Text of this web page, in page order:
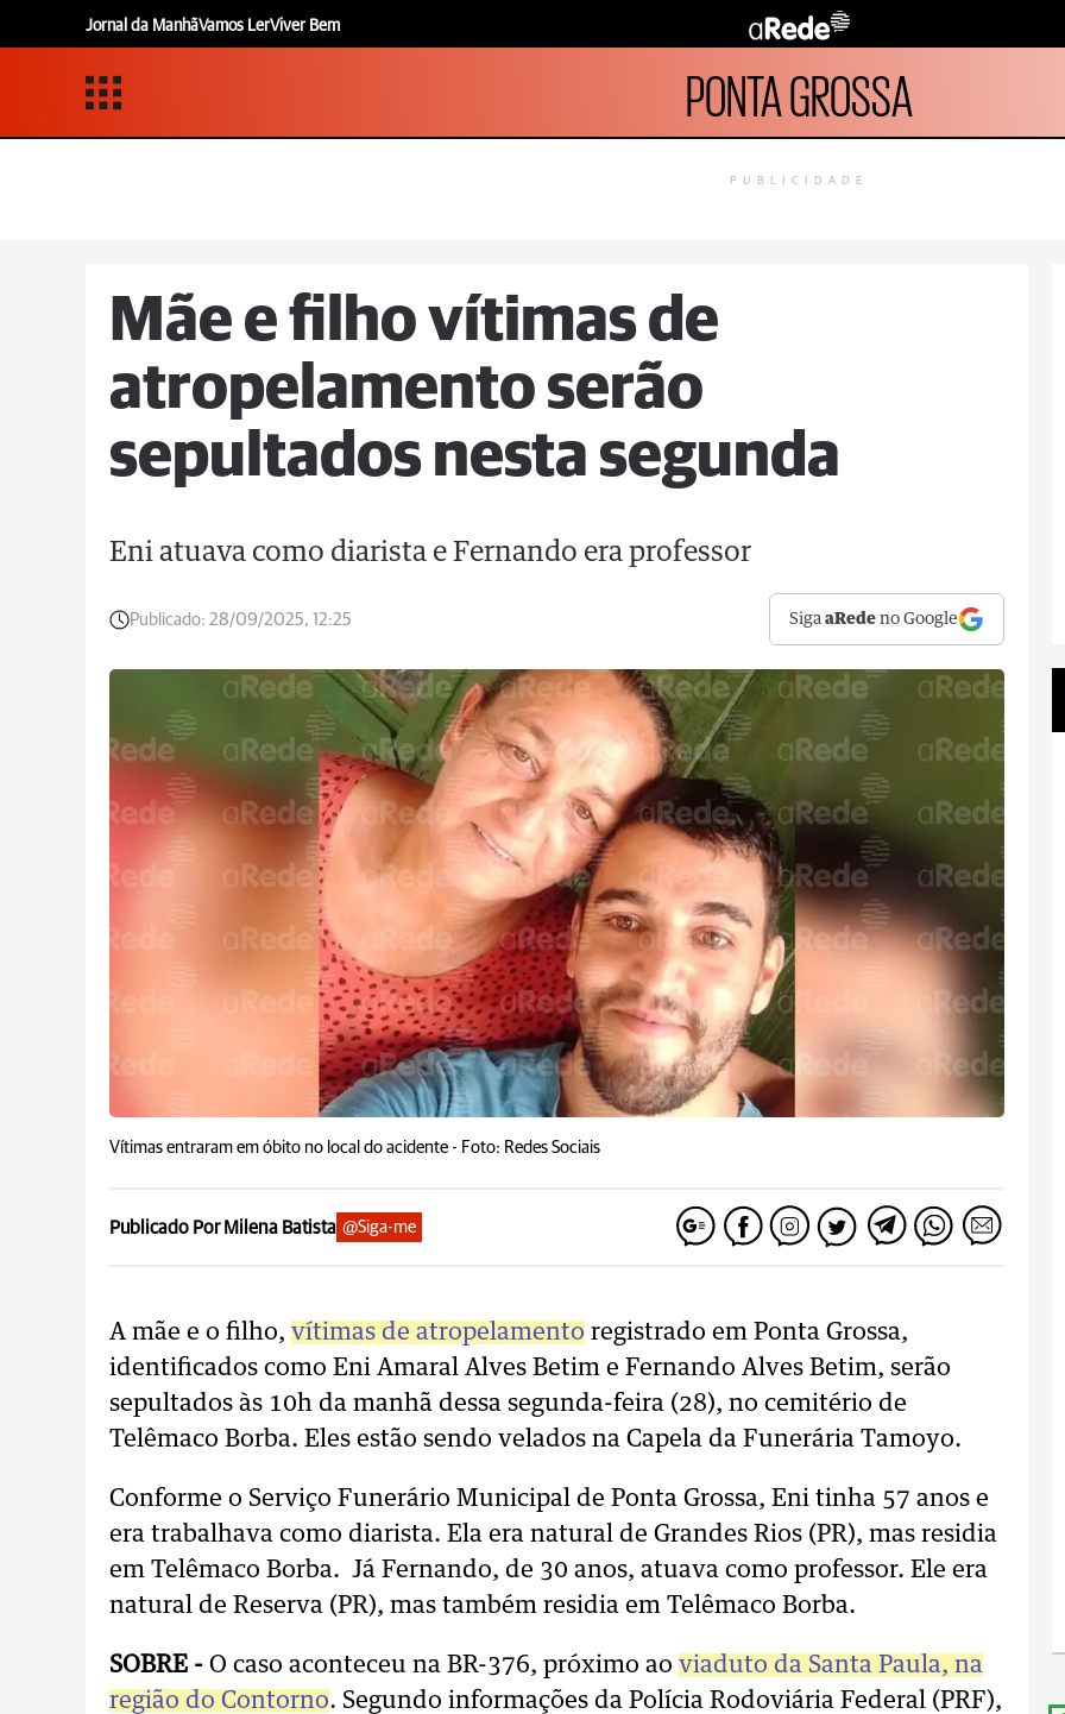
Jornal da ManhãVamos LerViver Bem
PONTA GROSSA
PUBLICIDADE
Mãe e filho vítimas de
atropelamento serão
sepultados nesta segunda
Eni atuava como diarista e Fernando era professor
Publicado: 28/09/2025, 12:25 SigaaRede no Google
Vítimas entraram em óbito no local do acidente - Foto: Redes Sociais
Publicado Por Milena Batista @Siga-me
A mãe e o filho, vítimas de atropelamento registrado em Ponta Grossa,
identificados como Eni Amaral Alves Betim e Fernando Alves Betim, serão
sepultados às 10h da manhã dessa segunda-feira (28), no cemitério de
Telêmaco Borba. Eles estão sendo velados na Capela da Funerária Tamoyo.
Conforme o Serviço Funerário Municipal de Ponta Grossa, Eni tinha 57 anos e
era trabalhava como diarista. Ela era natural de Grandes Rios (PR), mas residia
em Telêmaco Borba. Já Fernando, de 30 anos, atuava como professor. Ele era
natural de Reserva (PR), mas também residia em Telêmaco Borba.
SOBRE - O caso aconteceu na BR-376, próximo ao viaduto da Santa Paula, na
região do Contorno. Segundo informações da Polícia Rodoviária Federal (PRF),